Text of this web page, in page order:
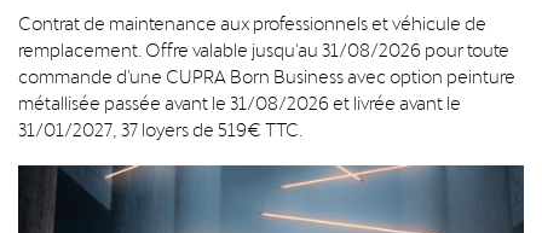
Contrat de maintenance aux professionnels et véhicule de
remplacement. Offre valable jusqu'au 31/08/2026 pour toute
commande d'une CUPRA Born Business avec option peinture
métallisée passée avant le 31/08/2026 et livrée avant le
31/01/2027, 37 loyers de 519€ TTC.